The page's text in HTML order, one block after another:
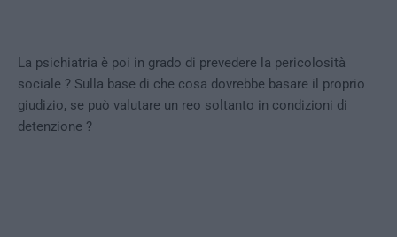
La psichiatria è poi in grado di prevedere la pericolosità
sociale ? Sulla base di che cosa dovrebbe basare il proprio
giudizio, se può valutare un reo soltanto in condizioni di
detenzione ?